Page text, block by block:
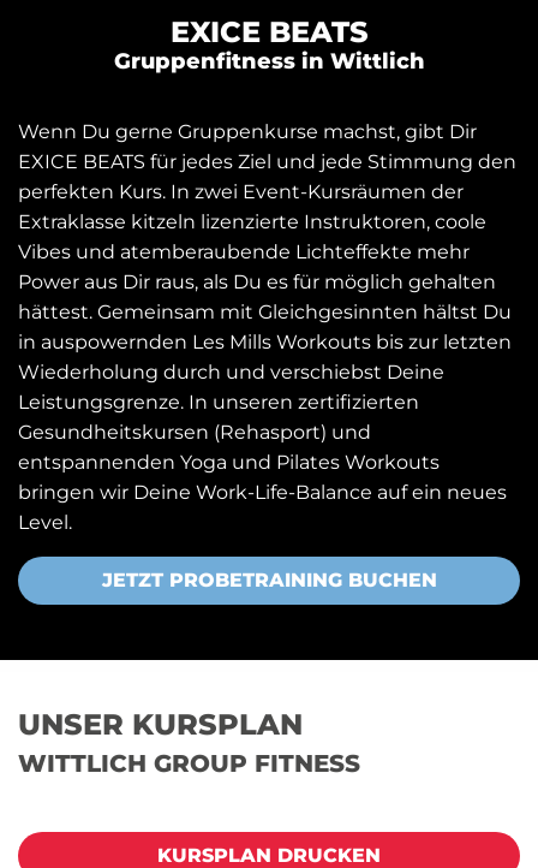
EXICE BEATS
Gruppenfitness in Wittlich
Wenn Du gerne Gruppenkurse machst, gibt Dir
EXICE BEATS für jedes Ziel und jede Stimmung den
perfekten Kurs. In zwei Event-Kursräumen der
Extraklasse kitzeln lizenzierte Instruktoren, coole
Vibes und atemberaubende Lichteffekte mehr
Power aus Dir raus, als Du es für möglich gehalten
hättest. Gemeinsam mit Gleichgesinnten hältst Du
in auspowernden Les Mills Workouts bis zur letzten
Wiederholung durch und verschiebst Deine
Leistungsgrenze. In unseren zertifizierten
Gesundheitskursen (Rehasport) und
entspannenden Yoga und Pilates Workouts
bringen wir Deine Work-Life-Balance auf ein neues
Level.
JETZT PROBETRAINING BUCHEN
UNSER KURSPLAN
WITTLICH GROUP FITNESS
KURSPLAN DRUCKEN